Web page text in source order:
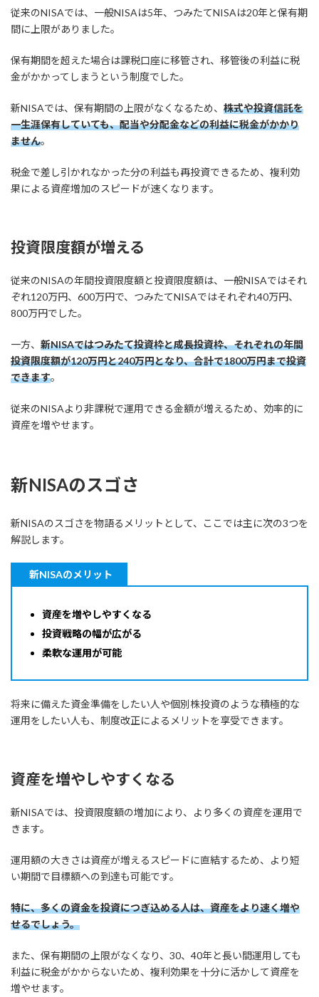
従来のNISAでは、一般NISAは5年、つみたてNISAは20年と保有期
間に上限がありました。
保有期間を超えた場合は課税口座に移管され、移管後の利益に税
金がかかってしまうという制度でした。
新NISAでは、保有期間の上限がなくなるため、 株式や投資信託を
一生涯保有していても、配当や分配金などの利益に税金がかかり
ません。
税金で差し引かれなかった分の利益も再投資できるため、複利効
果による資産増加のスピードが速くなります。
投資限度額が増える
従来のNISAの年間投資限度額と投資限度額は、一般NISAではそれ
ぞれ120万円、600万円で、つみたてNISAではそれぞれ40万円、
800万円でした。
一方、 新NISAではつみたて投資枠と成長投資枠、それぞれの年間
投資限度額が120万円と240万円となり、合計で1800万円まで投資
できます。
従来のNISAより非課税で運用できる金額が増えるため、効率的に
資産を増やせます。
新NISAのスゴさ
新NISAのスゴさを物語るメリットとして、ここでは主に次の3つを
解説します。
新NISAのメリット
資産を増やしやすくなる
投資戦略の幅が広がる
柔軟な運用が可能
将来に備えた資金準備をしたい人や個別株投資のような積極的な
運用をしたい人も、制度改正によるメリットを享受できます。
資産を増やしやすくなる
新NISAでは、投資限度額の増加により、より多くの資産を運用で
きます。
運用額の大きさは資産が増えるスピードに直結するため、より短
い期間で目標額への到達も可能です。
特に、多くの資金を投資につぎ込める人は、資産をより速く増や
せるでしょう。
また、保有期間の上限がなくなり、30、40年と長い間運用しても
利益に税金がかからないため、複利効果を十分に活かして資産を
増やせます。